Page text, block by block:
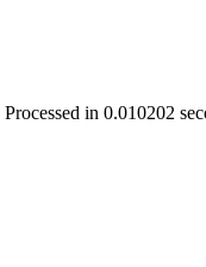
Processed in 0.010202